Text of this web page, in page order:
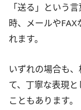
「送る」という
時、メールや
れます。
いずれの場合も
て、丁寧な表現
こともあります。